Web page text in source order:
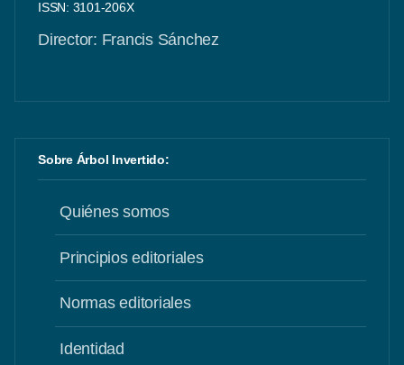
ISSN: 3101-206X
Director: Francis Sánchez
Sobre Árbol Invertido:
Quiénes somos
Principios editoriales
Normas editoriales
Identidad